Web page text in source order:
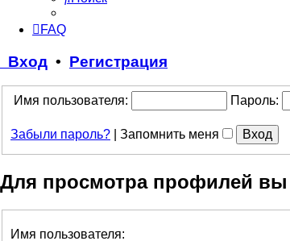
FAQ
Вход • Регистрация
Имя пользователя: Пароль:
Забыли пароль? Запомнить меня
Для просмотра профилей
Имя пользователя: